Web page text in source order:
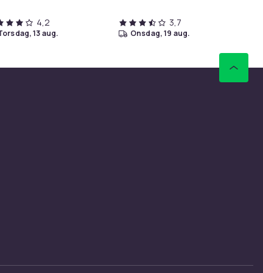
4,2
torsdag, 13 aug.
3,7
onsdag, 19 aug.